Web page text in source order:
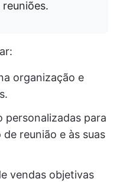
organização e
personalizadas para
reunião e às suas
vendas objetivas